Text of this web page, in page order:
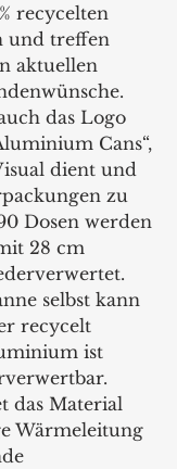
recycelten
und treffen
aktuellen
das Logo
Cans“,
dient und
zu
Dosen werden
28 cm
selbst kann
recycelt
ist
das Material
Wärmeleitung